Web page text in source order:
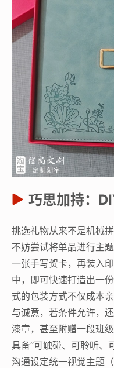
巧思加持：
挑选礼物从来不是机械
不妨尝试将单品进行主
一张手写贺卡，再装入
中，即可快速打造出一
式的包装方式不仅成本
与诚意，若条件允许，
漆章，甚至附赠一段班
具备“可触碰、可聆听、
沟通设定统一视觉主题